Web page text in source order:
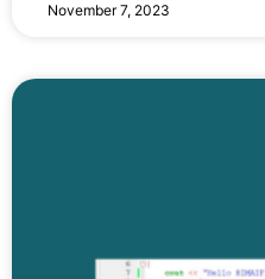
November 7, 2023